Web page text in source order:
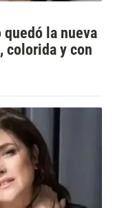
la nueva
colorida y con